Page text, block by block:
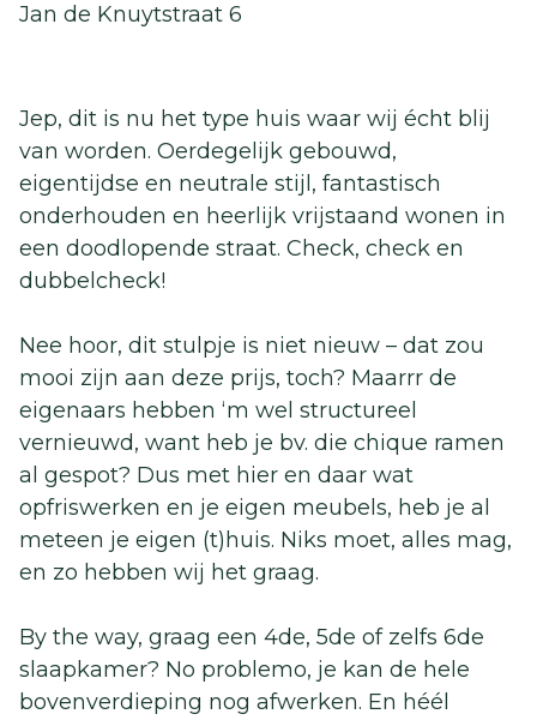
Jan de Knuytstraat 6
Jep, dit is nu het type huis waar wij écht blij
van worden. Oerdegelijk gebouwd,
eigentijdse en neutrale stijl, fantastisch
onderhouden en heerlijk vrijstaand wonen in
een doodlopende straat. Check, check en
dubbelcheck!
Nee hoor, dit stulpje is niet nieuw – dat zou
mooi zijn aan deze prijs, toch? Maarrr de
eigenaars hebben ‘m wel structureel
vernieuwd, want heb je bv. die chique ramen
al gespot? Dus met hier en daar wat
opfriswerken en je eigen meubels, heb je al
meteen je eigen (t)huis. Niks moet, alles mag,
en zo hebben wij het graag.
By the way, graag een 4de, 5de of zelfs 6de
slaapkamer? No problemo, je kan de hele
bovenverdieping nog afwerken. En héél